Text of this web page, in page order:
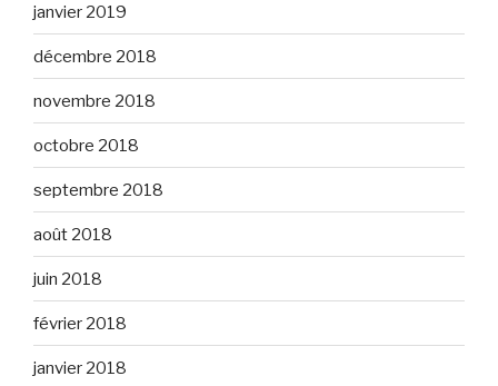
janvier 2019
décembre 2018
novembre 2018
octobre 2018
septembre 2018
août 2018
juin 2018
février 2018
janvier 2018